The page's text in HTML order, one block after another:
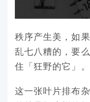
秩序产生美，如
乱七八糟的，要
住「狂野的它」。
这一张叶片排布